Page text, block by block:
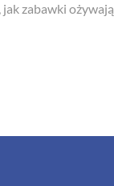
jak zabawki ożywają